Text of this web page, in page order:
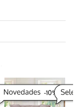
-10%